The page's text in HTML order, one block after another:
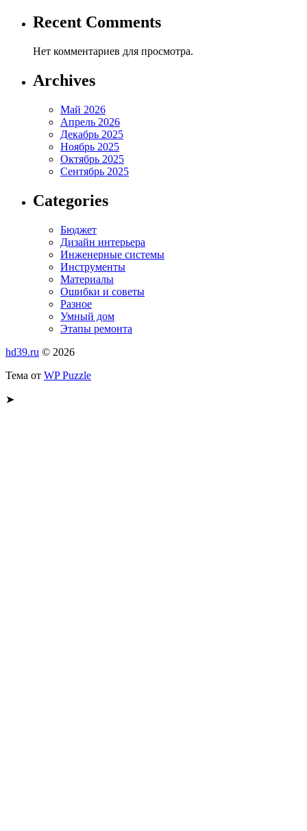
Recent Comments
Нет комментариев для просмотра.
Archives
Май 2026
Апрель 2026
Декабрь 2025
Ноябрь 2025
Октябрь 2025
Сентябрь 2025
Categories
Бюджет
Дизайн интерьера
Инженерные системы
Инструменты
Материалы
Ошибки и советы
Разное
Умный дом
Этапы ремонта
hd39.ru © 2026
Тема от WP Puzzle
➤